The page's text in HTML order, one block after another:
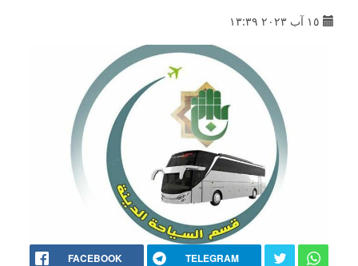
١٥ آب ٢٠٢٣ ١٣:٣٩
FACEBOOK TELEGRAM